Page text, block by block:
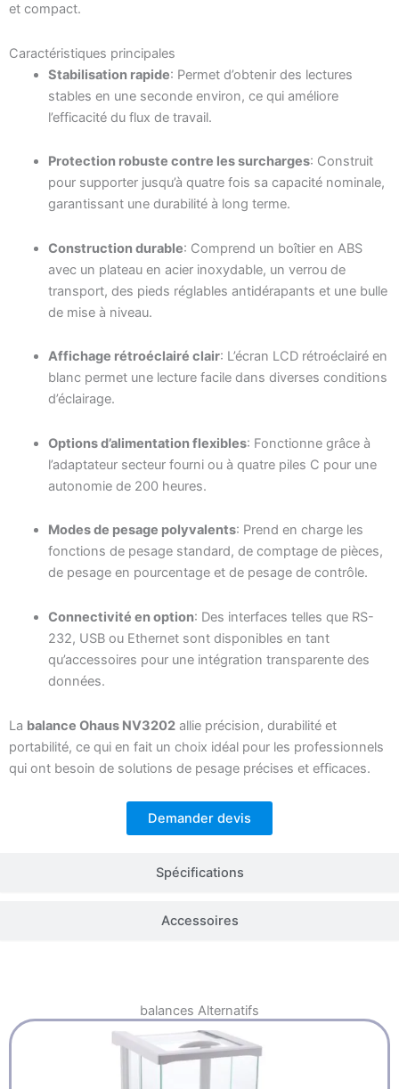
Spécifications
Accessoires
et compact.
Caractéristiques principales
Stabilisation rapide: Permet d’obtenir des lectures
stables en une seconde environ, ce qui améliore
l’efficacité du flux de travail.
Protection robuste contre les surcharges: Construit
pour supporter jusqu’à quatre fois sa capacité nominale,
garantissant une durabilité à long terme.
Construction durable: Comprend un boîtier en ABS
avec un plateau en acier inoxydable, un verrou de
transport, des pieds réglables antidérapants et une bulle
de mise à niveau.
Affichage rétroéclairé clair: L’écran LCD rétroéclairé en
blanc permet une lecture facile dans diverses conditions
d’éclairage.
Options d’alimentation flexibles: Fonctionne grâce à
l’adaptateur secteur fourni ou à quatre piles C pour une
autonomie de 200 heures.
Modes de pesage polyvalents: Prend en charge les
fonctions de pesage standard, de comptage de pièces,
de pesage en pourcentage et de pesage de contrôle.
Connectivité en option: Des interfaces telles que RS-
232, USB ou Ethernet sont disponibles en tant
qu’accessoires pour une intégration transparente des
données.
La balance Ohaus NV3202 allie précision, durabilité et
portabilité, ce qui en fait un choix idéal pour les professionnels
qui ont besoin de solutions de pesage précises et efficaces.
Demander devis
balances Alternatifs